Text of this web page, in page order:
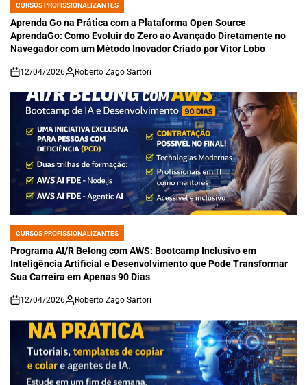
POSTED
IN
CURSOS PROFISSIONALIZANTES
Aprenda Go na Prática com a Plataforma Open Source
AprendaGo: Como Evoluir do Zero ao Avançado Diretamente no
Navegador com um Método Inovador Criado por Vitor Lobo
on
12/04/2026 Roberto Zago Sartori
POSTED
IN
CURSOS PROFISSIONALIZANTES
Programa AI/R Belong com AWS: Bootcamp Inclusivo em
Inteligência Artificial e Desenvolvimento que Pode Transformar
Sua Carreira em Apenas 90 Dias
on
12/04/2026 Roberto Zago Sartori